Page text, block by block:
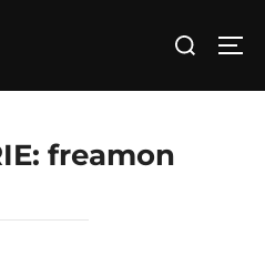
Suchen
freamon